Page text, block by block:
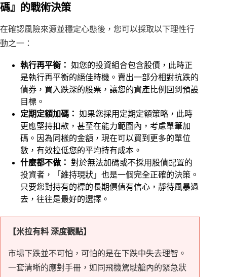
碼』的戰術決策
在確認風險來源並穩定心態後，您可以採取以下理性行
動之一：
執行再平衡： 如您的投資組合包含股債，此時正
是執行再平衡的絕佳時機。賣出一部分相對抗跌的
債券，買入跌深的股票，讓您的資產比例回到預設
目標。
定期定額加碼： 如果您採用定期定額策略，此時
更應堅持扣款，甚至在能力範圍內，考慮單筆加
碼。因為同樣的金額，現在可以買到更多的單位
數，有效拉低您的平均持有成本。
什麼都不做： 對於無法加碼或不採用股債配置的
投資者，「維持現狀」也是一個完全正確的決策。
只要您對持有的標的長期價值有信心，靜待風暴過
去，往往是最好的選擇。
【米拉有料 深度觀點】
市場下跌並不可怕，可怕的是在下跌中失去理智。
一套清晰的應對手冊，如同飛機駕駛艙內的緊急狀